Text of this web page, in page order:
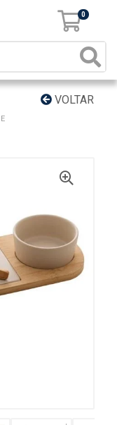
0
VOLTAR